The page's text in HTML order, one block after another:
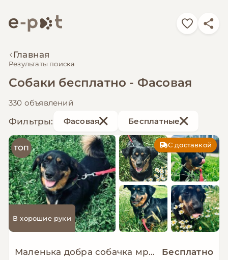
Главная
Результаты поиска
Собаки бесплатно - Фасовая
330 объявлений
Фильтры: Фасовая Бесплатные
ТОП С доставкой
В хорошие руки
Маленька добра собачка мріє знову стати домашньою! Бесплатно